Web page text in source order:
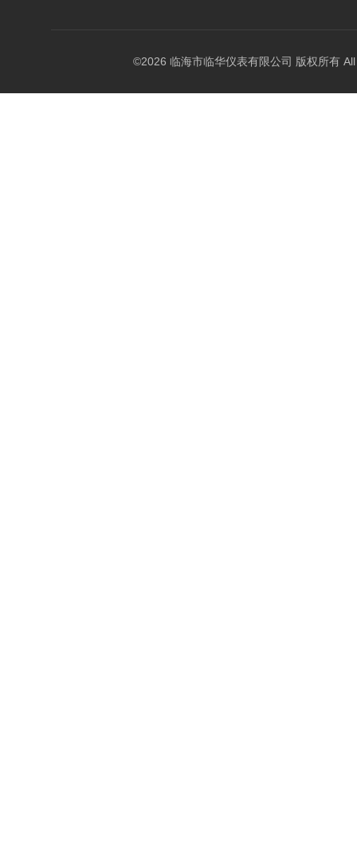
©2026 临海市临华仪表有限公司 版权所有